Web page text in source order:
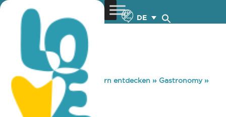
DE
You are here: Home »Zypern entdecken » Gastronomy»
HAZELLI
HAZELLI